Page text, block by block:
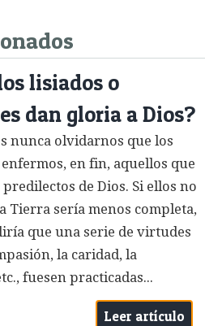
lisiados o
dan gloria a Dios?
nunca olvidarnos que los
en fin, aquellos que
de Dios. Si ellos no
Tierra sería menos completa,
que una serie de virtudes
la caridad, la
fuesen practicadas...
Leer artículo